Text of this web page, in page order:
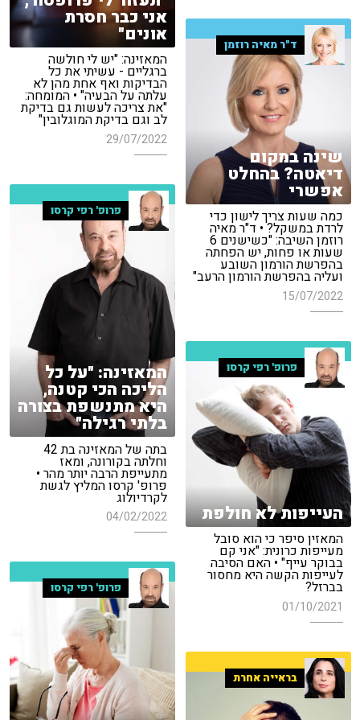
אני כבר חסרת
אונים"
המאזינה: "יש לי חולשה
ברגליים - עשיתי את כל
הבדיקות ואף אחת מהן לא
עלתה על הבעיה" • המומחה:
"את צריכה לעשות גם בדיקת
לב וגם בדיקת המוגלובין"
29/07/2022
ד"ר מאיה רוזמן
שינה במקום
דיאטה? בהחלט
אפשרי
כמה שעות צריך לישון כדי
לרדת במשקל? • ד"ר מאיה
רוזמן השיבה: "כשישנים 6
שעות או פחות, יש הפחתה
בהפרשת הורמון השובע
ועליה בהפרשת הורמון הרעב"
15/07/2022
פרופ' רפי קרסו
המאזינה: "על כל
הליכה הכי קטנה,
היא מתנשפת בצורה
בלתי רגילה"
בתה של המאזינה בת 42
וחלתה בקורונה, ומאז
מתעייפת הרבה יותר מהר •
פרופ' קרסו המליץ לגשת
לקרדיולוג
04/02/2022
פרופ' רפי קרסו
העייפות לא חולפת
המאזין סיפר כי הוא סובל
מעייפות כרונית: "אני קם
בבוקר עייף" • האם הסיבה
לעייפות הקשה היא מחסור
בברזל?
01/10/2021
פרופ' רפי קרסו
בראייה אחרת